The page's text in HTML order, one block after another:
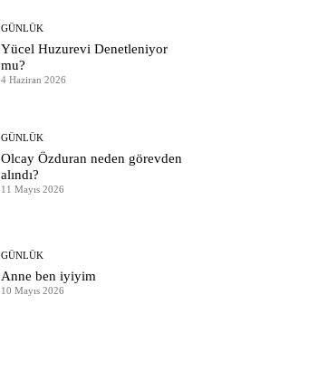
GÜNLÜK
Yücel Huzurevi Denetleniyor
mu?
4 Haziran 2026
GÜNLÜK
Olcay Özduran neden görevden
alındı?
11 Mayıs 2026
GÜNLÜK
Anne ben iyiyim
10 Mayıs 2026